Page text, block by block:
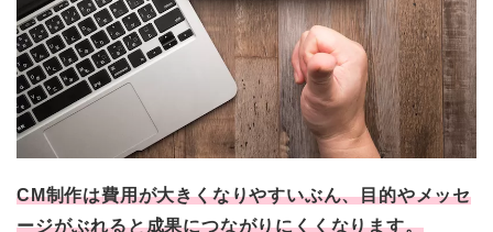
CM制作は費用が大きくなりやすいぶん、目的やメッセ
ージがぶれると成果につながりにくくなります。